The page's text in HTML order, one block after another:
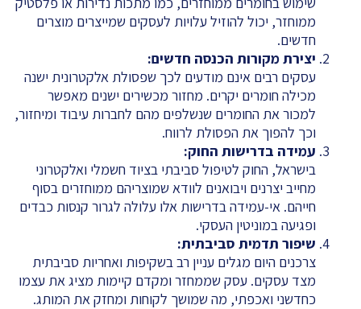
ממוחזר, יכול להוזיל עלויות לעסקים שמייצרים מוצרים
חדשים.
יצירת מקורות הכנסה חדשים:
עסקים רבים אינם מודעים לכך שפסולת אלקטרונית ישנה
מכילה חומרים יקרים. מחזור מכשירים ישנים מאפשר
למכור את החומרים שנשלפים מהם לחברות עיבוד ומיחזור,
וכך להפוך את הפסולת לרווח.
עמידה בדרישות החוק:
בישראל, החוק לטיפול סביבתי בציוד חשמלי ואלקטרוני
מחייב יצרנים ויבואנים לוודא שמוצריהם ממוחזרים בסוף
חייהם. אי-עמידה בדרישות אלו עלולה לגרור קנסות כבדים
ופגיעה במוניטין העסקי.
שיפור תדמית סביבתית:
צרכנים היום מגלים עניין רב בשקיפות ואחריות סביבתית
מצד עסקים. עסק שממחזר ומקדם קיימות מציג את עצמו
כחדשני ואכפתי, מה שמושך לקוחות ומחזק את המותג.